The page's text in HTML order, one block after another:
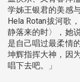
学姊王银君的美感
Hela Rotan拔河歌
静落来的时〉，她
是自己唱过最柔情
坤辉指挥大神，因
唱下去吧。」